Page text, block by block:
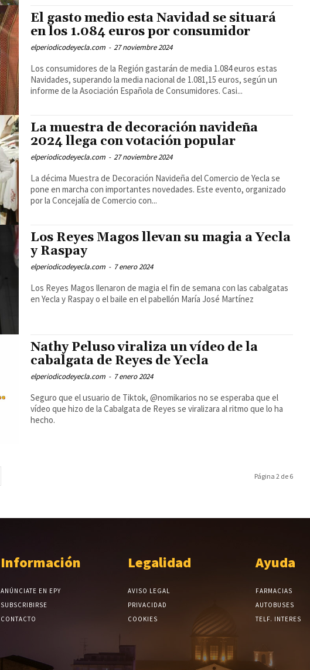
El gasto medio esta Navidad se situará
en los 1.084 euros por consumidor
elperiodicodeyecla.com - 27 noviembre 2024
Los consumidores de la Región gastarán de media 1.084 euros estas
Navidades, superando la media nacional de 1.081,15 euros, según un
informe de la Asociación Española de Consumidores. Casi...
La muestra de decoración navideña
2024 llega con votación popular
elperiodicodeyecla.com - 27 noviembre 2024
La décima Muestra de Decoración Navideña del Comercio de Yecla se
pone en marcha con importantes novedades. Este evento, organizado
por la Concejalía de Comercio con...
Los Reyes Magos llevan su magia a Yecla
y Raspay
elperiodicodeyecla.com - 7 enero 2024
Los Reyes Magos llenaron de magia el fin de semana con las cabalgatas
en Yecla y Raspay o el baile en el pabellón María José Martínez
Nathy Peluso viraliza un vídeo de la
cabalgata de Reyes de Yecla
elperiodicodeyecla.com - 7 enero 2024
Seguro que el usuario de Tiktok, @nomikarios no se esperaba que el
vídeo que hizo de la Cabalgata de Reyes se viralizara al ritmo que lo ha
hecho.
Página 2 de 6
Información
ANÚNCIATE EN EPY
SUBSCRIBIRSE
CONTACTO
Legalidad
AVISO LEGAL
PRIVACIDAD
COOKIES
Ayuda
FARMACIAS
AUTOBUSES
TELF. INTERES